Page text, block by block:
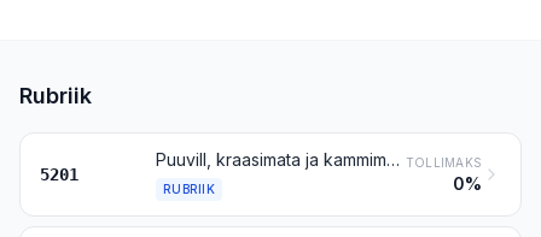
Rubriik
5201
Puuvill, kraasimata ja kammimata
RUBRIIK
TOLLIMAKS
0%